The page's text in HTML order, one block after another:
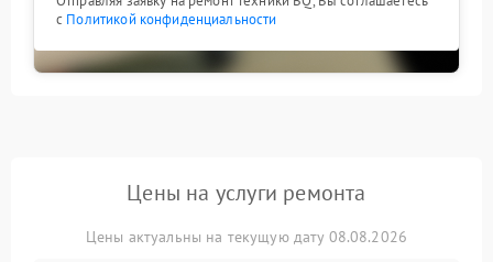
с Политикой конфиденциальности
Цены на услуги ремонта
Цены актуальны на текущую дату 08.08.2026